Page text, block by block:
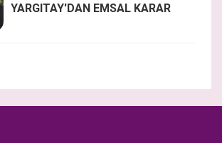
YARGITAY'DAN EMSAL KARAR